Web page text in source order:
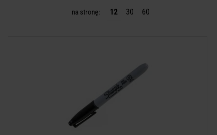
na stronę: 12 30 60